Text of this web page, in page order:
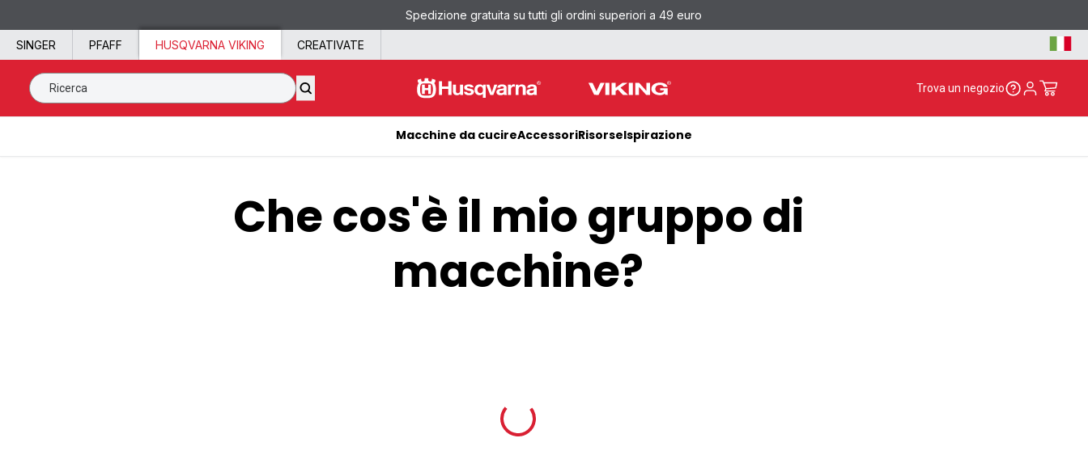
Spedizione gratuita su tutti gli ordini superiori a 49 euro
SINGER PFAFF HUSQVARNA VIKING CREATIVATE
Ricerca SVP Worldwide Trova un negozio
Macchine da cucireAccessoriRisorseIspirazione
Che cos'è il mio gruppo di
macchine?